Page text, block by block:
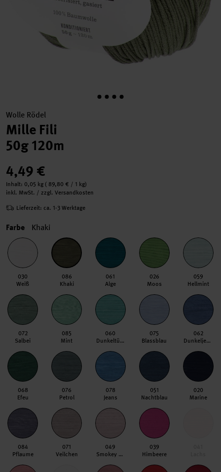
Wolle Rödel
Mille Fili
50g 120m
4,49 €
Inhalt: 0,05 kg ( 89,80 € / 1 kg)
inkl. MwSt. / zzgl. Versandkosten
Lieferzeit: ca. 1-3 Werktage
Farbe Khaki
030
Weiß
086
Khaki
061
Alge
026
Moos
059
Hellmint
072
Salbei
085
Mint
060
Dunkeltürkis
075
Blassblau
062
Dunkeljeans
068
Efeu
076
Petrol
078
Jeans
051
Nachtblau
020
Marine
084
Pflaume
071
Veilchen
049
Smokey Rose
039
Himbeere